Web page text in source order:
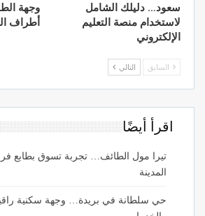
سعود… دليلك الشامل
لاستخدام منصة التعليم
الإلكتروني
وجهة
أطراف
السابق التالي
اقرأ أيضًا
تيرا مول الطائف… تجربة تسوق بطابع
المدينة
حي سلطانة في بريدة… وجهة سكنية